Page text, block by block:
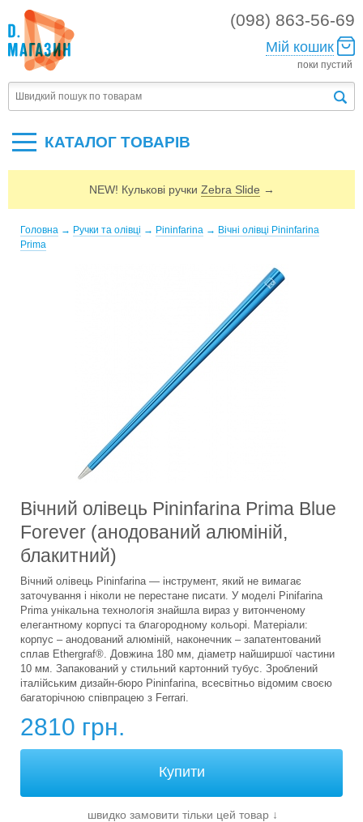
(098) 863-56-69
Мій кошик
поки пустий
КАТАЛОГ ТОВАРIВ
NEW! Кулькові ручки Zebra Slide →
Головна → Ручки та олівці → Pininfarina → Вічні олівці Pininfarina
Prima
Вічний олівець Pininfarina Prima Blue
Forever (анодований алюміній,
блакитний)
Вічний олівець Pininfarina — інструмент, який не вимагає
заточування і ніколи не перестане писати. У моделі Pinifarina
Prima унікальна технологія знайшла вираз у витонченому
елегантному корпусі та благородному кольорі. Матеріали:
корпус – анодований алюміній, наконечник – запатентований
сплав Ethergraf®. Довжина 180 мм, діаметр найширшої частини
10 мм. Запакований у стильний картонний тубус. Зроблений
італійським дизайн-бюро Pininfarina, всесвітньо відомим своєю
багаторічною співпрацею з Ferrari.
2810 грн.
швидко замовити тільки цей товар↓